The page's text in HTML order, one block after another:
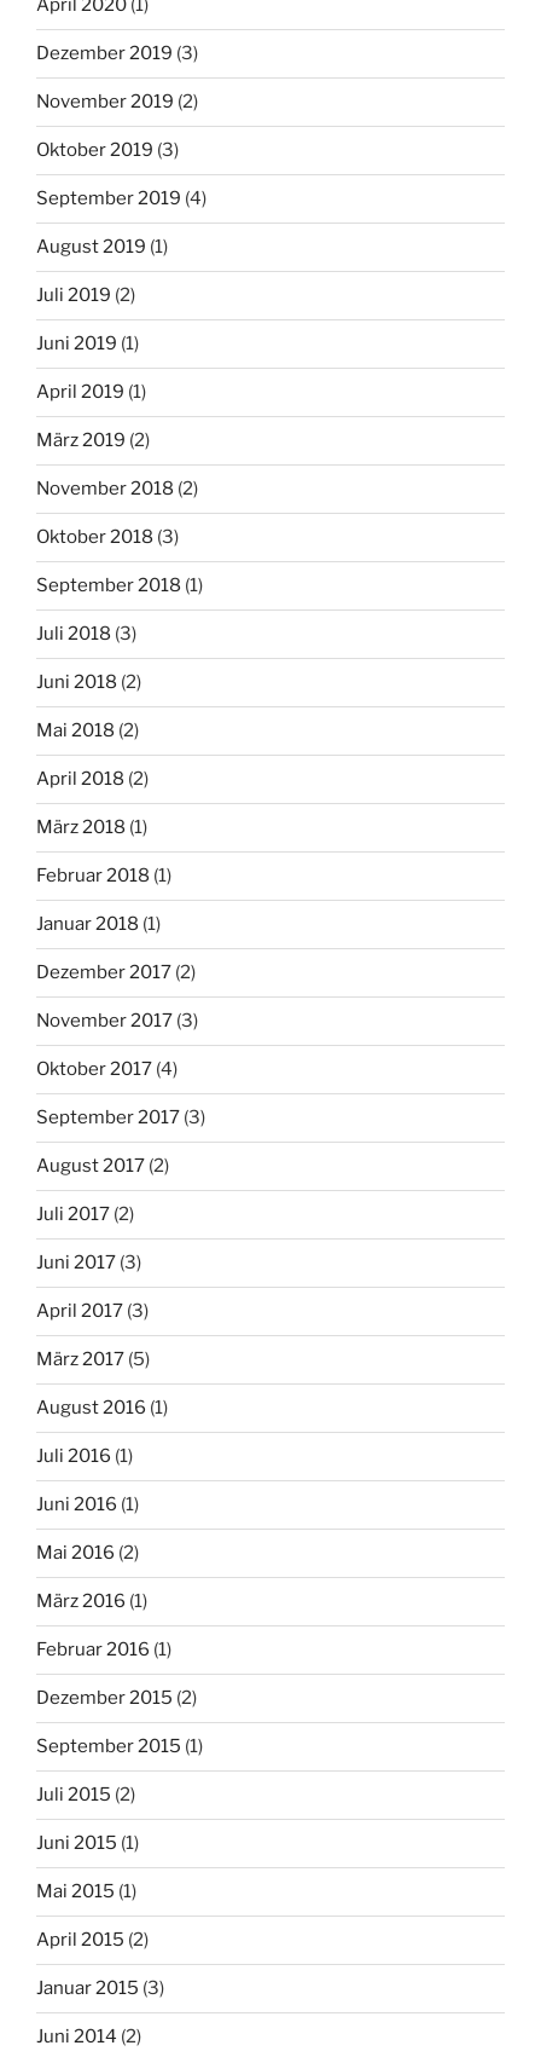
April 2020 (1)
Dezember 2019 (3)
November 2019 (2)
Oktober 2019 (3)
September 2019 (4)
August 2019 (1)
Juli 2019 (2)
Juni 2019 (1)
April 2019 (1)
März 2019 (2)
November 2018 (2)
Oktober 2018 (3)
September 2018 (1)
Juli 2018 (3)
Juni 2018 (2)
Mai 2018 (2)
April 2018 (2)
März 2018 (1)
Februar 2018 (1)
Januar 2018 (1)
Dezember 2017 (2)
November 2017 (3)
Oktober 2017 (4)
September 2017 (3)
August 2017 (2)
Juli 2017 (2)
Juni 2017 (3)
April 2017 (3)
März 2017 (5)
August 2016 (1)
Juli 2016 (1)
Juni 2016 (1)
Mai 2016 (2)
März 2016 (1)
Februar 2016 (1)
Dezember 2015 (2)
September 2015 (1)
Juli 2015 (2)
Juni 2015 (1)
Mai 2015 (1)
April 2015 (2)
Januar 2015 (3)
Juni 2014 (2)